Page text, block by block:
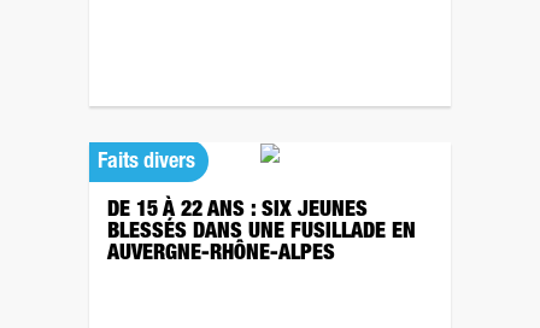
Faits divers
DE 15 À 22 ANS : SIX JEUNES
BLESSÉS DANS UNE FUSILLADE EN
AUVERGNE-RHÔNE-ALPES